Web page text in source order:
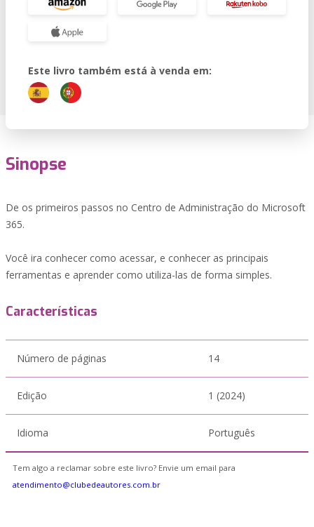
Este livro também está à venda em:
Sinopse
De os primeiros passos no Centro de Administração do Microsoft
365.
Você ira conhecer como acessar, e conhecer as principais
ferramentas e aprender como utiliza-las de forma simples.
Características
Número de páginas 14
Edição 1 (2024)
Idioma Português
Tem algo a reclamar sobre este livro? Envie um email para
atendimento@clubedeautores.com.br